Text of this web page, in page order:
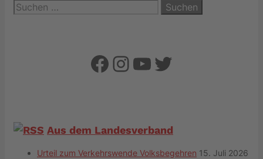
Suchen
nach:
Facebook
Instagram
YouTube
Twitter
Aus dem Landesverband
Urteil zum Verkehrswende Volksbegehren 15. Juli 2026